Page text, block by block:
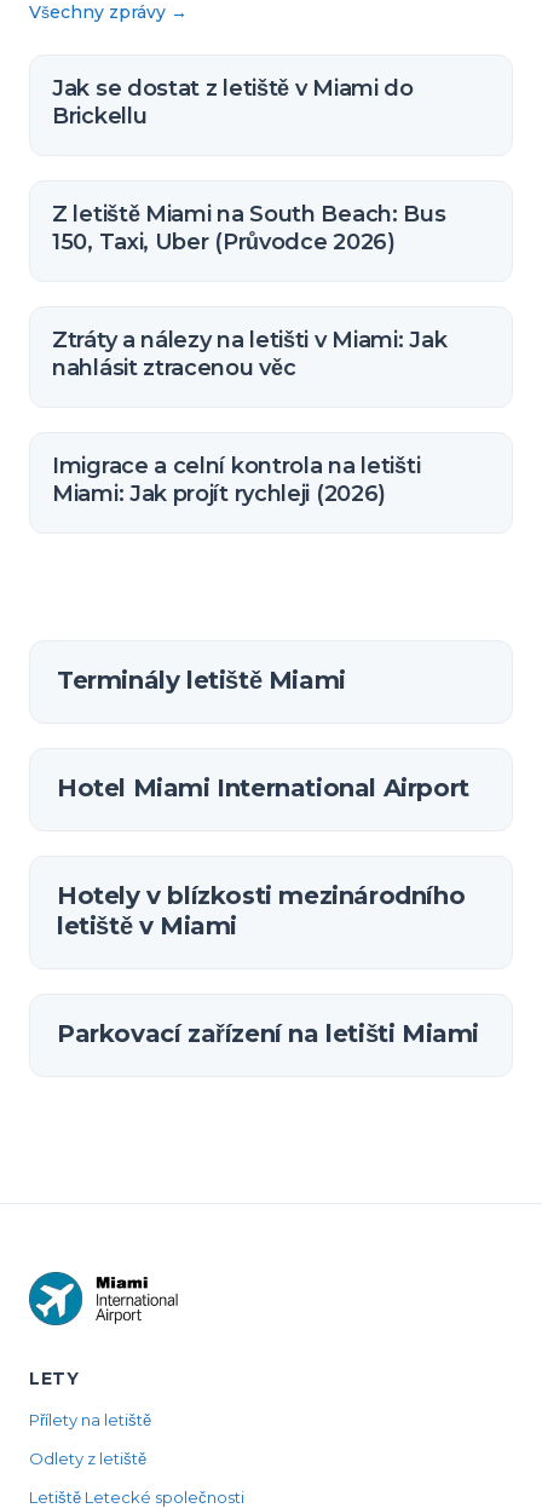
Všechny zprávy →
Jak se dostat z letiště v Miami do
Brickellu
Z letiště Miami na South Beach: Bus
150, Taxi, Uber (Průvodce 2026)
Ztráty a nálezy na letišti v Miami: Jak
nahlásit ztracenou věc
Imigrace a celní kontrola na letišti
Miami: Jak projít rychleji (2026)
Terminály letiště Miami
Hotel Miami International Airport
Hotely v blízkosti mezinárodního
letiště v Miami
Parkovací zařízení na letišti Miami
LETY
Přílety na letiště
Odlety z letiště
Letiště Letecké společnosti